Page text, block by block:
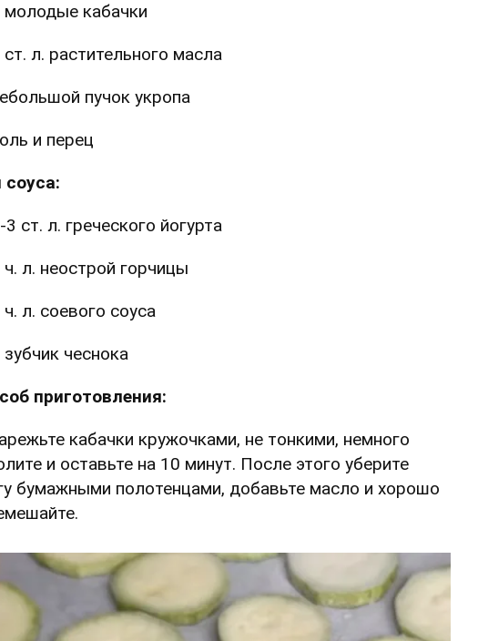
молодые кабачки
ст. л. растительного масла
пучок укропа
и перец
3 ст. л. греческого йогурта
ч. л. неострой горчицы
ч. л. соевого соуса
зубчик чеснока
приготовления:
кабачки кружочками, не тонкими, немного
и оставьте на 10 минут. После этого уберите
бумажными полотенцами, добавьте масло и хорошо